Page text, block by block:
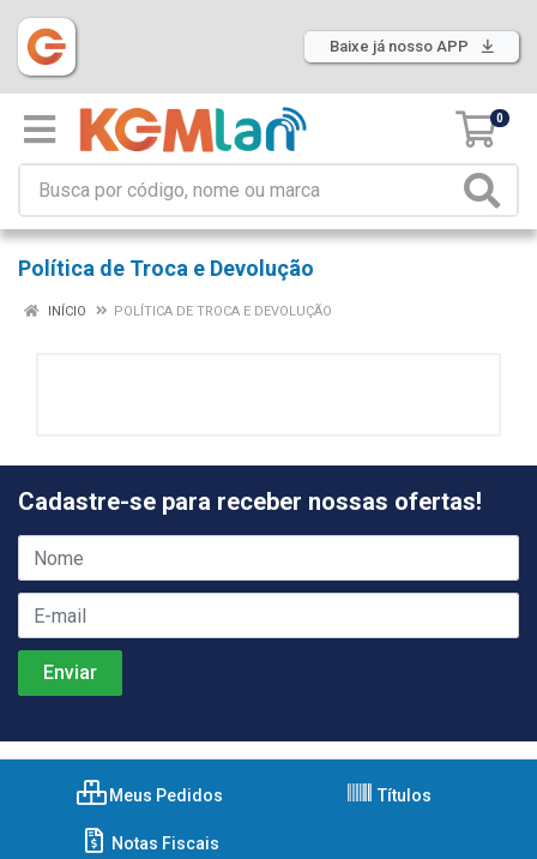
Baixe já nosso APP
0
Política de Troca e Devolução
INÍCIO POLÍTICA DE TROCA E DEVOLUÇÃO
Cadastre-se para receber nossas ofertas!
Meus Pedidos Títulos
Notas Fiscais